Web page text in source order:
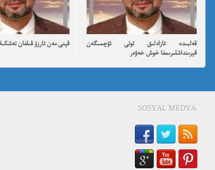
قەلبىدە ئازادلىق ئوتى ئۆچمىگەن
قېرىنداشلىرىمغا خوش خەۋەر
قېنى مەن ئارزۇ قىلغان
SOSYAL MEDYA